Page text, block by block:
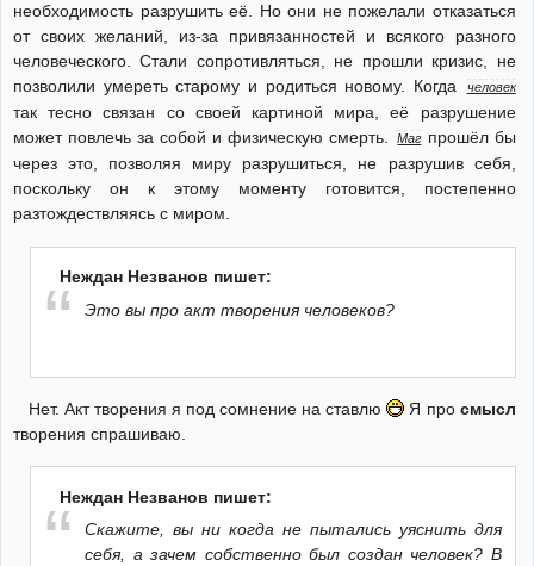
необходимость разрушить её. Но они не пожелали отказаться
от своих желаний, из-за привязанностей и всякого разного
человеческого. Стали сопротивляться, не прошли кризис, не
позволили умереть старому и родиться новому. Когда
человек
так тесно связан со своей картиной мира, её разрушение
может повлечь за собой и физическую смерть.
Магпрошёл бы
через это, позволяя миру разрушиться, не разрушив себя,
поскольку он к этому моменту готовится, постепенно
разтождествляясь с миром.
Неждан Незванов пишет:
Это вы про акт творения человеков?
Нет. Акт творения я под сомнение на ставлю Я про смысл
творения спрашиваю.
Неждан Незванов пишет:
Скажите, вы ни когда не пытались уяснить для
себя, а зачем собственно был создан человек? В